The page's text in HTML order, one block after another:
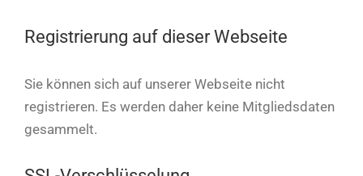
Registrierung auf dieser Webseite
Sie können sich auf unserer Webseite nicht
registrieren. Es werden daher keine Mitgliedsdaten
gesammelt.